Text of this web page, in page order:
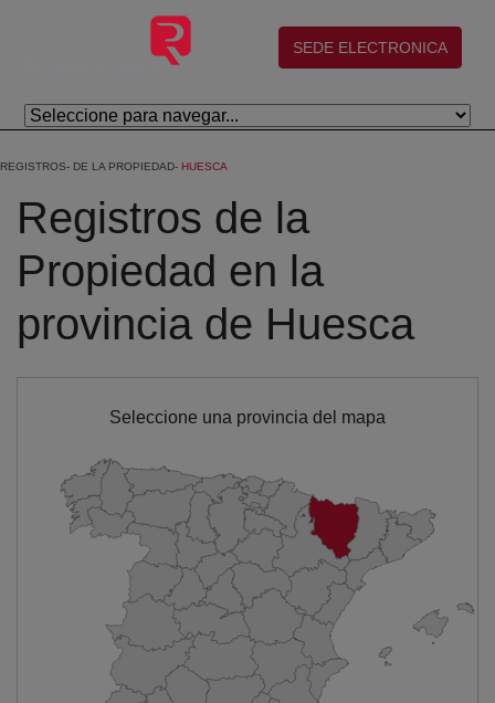
Salta al contingut principal
(abre en nueva ventana)
SEDE ELECTRONICA
REGISTROS DE LA PROPIEDAD HUESCA
Registros de la
Propiedad en la
provincia de Huesca
Seleccione una provincia del mapa